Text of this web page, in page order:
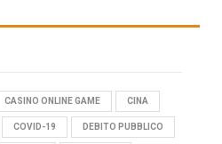
CASINO ONLINE GAME CINA
COVID-19 DEBITO PUBBLICO